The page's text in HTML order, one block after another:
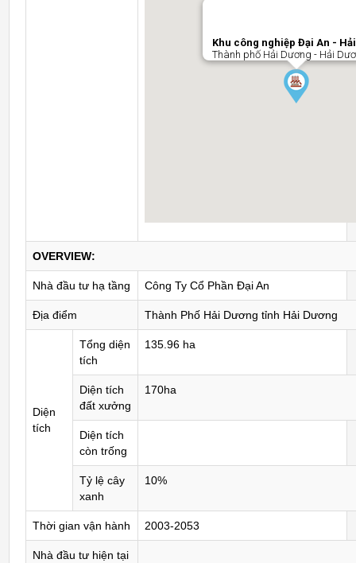
Khu công nghiệp Đại An -
Thành phố Hải Dương - Hải
OVERVIEW:
Nhà đầu tư hạ tầng Công Ty Cổ Phần Đại An
Địa điểm Thành Phố Hải Dương tỉnh Hải Dương
Diện
tích
Tổng diện
tích
135.96 ha
Diện tích
đất xưởng
170ha
Diện tích
còn trống
Tỷ lệ cây
xanh
10%
Thời gian vận hành 2003-2053
Nhà đầu tư hiện tại